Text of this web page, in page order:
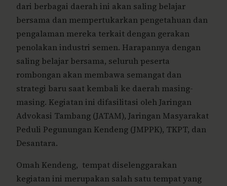
dari berbagai daerah ini akan saling belajar
bersama dan mempertukarkan pengetahuan dan
pengalaman mereka terkait dengan gerakan
penolakan industri semen. Harapannya dengan
saling belajar bersama, seluruh peserta
rombongan akan membawa semangat dan
strategi baru saat kembali ke daerah masing-
masing. Kegiatan ini difasilitasi oleh Jaringan
Advokasi Tambang (JATAM), Jaringan Masyarakat
Peduli Pegunungan Kendeng (JMPPK), TKPT, dan
Desantara.
Omah Kendeng, tempat diselenggarakan
kegiatan ini merupakan salah satu tempat yang